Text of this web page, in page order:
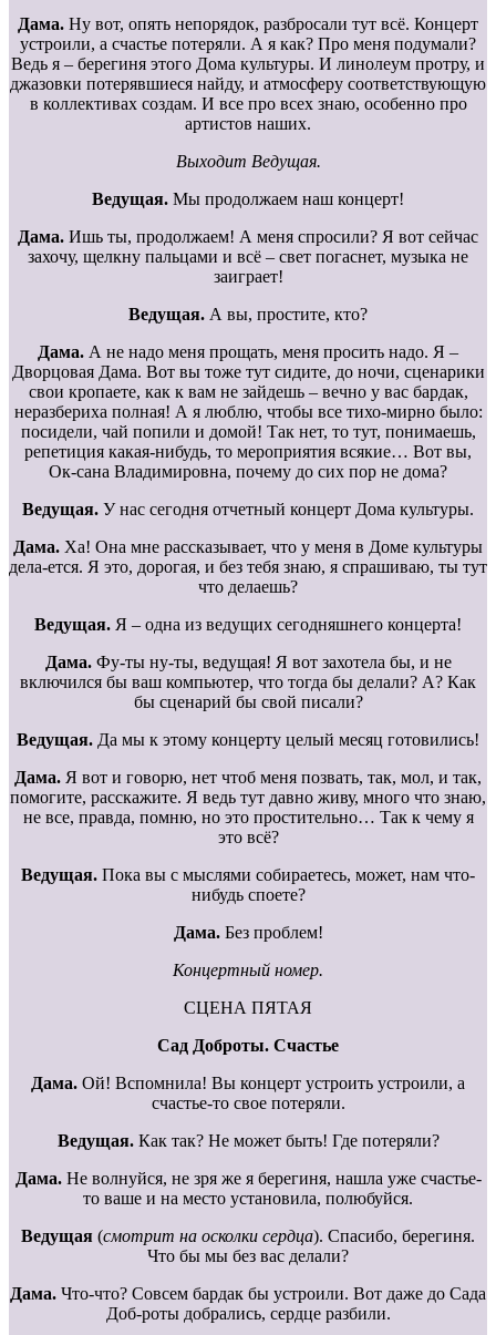
Дама. Ну вот, опять непорядок, разбросали тут всё. Концерт
устроили, а счастье потеряли. А я как? Про меня подумали?
Ведь я – берегиня этого Дома культуры. И линолеум протру, и
джазовки потерявшиеся найду, и атмосферу соответствующую
в коллективах создам. И все про всех знаю, особенно про
артистов наших.
Выходит Ведущая.
Ведущая. Мы продолжаем наш концерт!
Дама. Ишь ты, продолжаем! А меня спросили? Я вот сейчас
захочу, щелкну пальцами и всё – свет погаснет, музыка не
заиграет!
Ведущая. А вы, простите, кто?
Дама. А не надо меня прощать, меня просить надо. Я –
Дворцовая Дама. Вот вы тоже тут сидите, до ночи, сценарики
свои кропаете, как к вам не зайдешь – вечно у вас бардак,
неразбериха полная! А я люблю, чтобы все тихо-мирно было:
посидели, чай попили и домой! Так нет, то тут, понимаешь,
репетиция какая-нибудь, то мероприятия всякие… Вот вы,
Ок-сана Владимировна, почему до сих пор не дома?
Ведущая. У нас сегодня отчетный концерт Дома культуры.
Дама. Ха! Она мне рассказывает, что у меня в Доме культуры
дела-ется. Я это, дорогая, и без тебя знаю, я спрашиваю, ты тут
что делаешь?
Ведущая. Я – одна из ведущих сегодняшнего концерта!
Дама. Фу-ты ну-ты, ведущая! Я вот захотела бы, и не
включился бы ваш компьютер, что тогда бы делали? А? Как
бы сценарий бы свой писали?
Ведущая. Да мы к этому концерту целый месяц готовились!
Дама. Я вот и говорю, нет чтоб меня позвать, так, мол, и так,
помогите, расскажите. Я ведь тут давно живу, много что знаю,
не все, правда, помню, но это простительно… Так к чему я
это всё?
Ведущая. Пока вы с мыслями собираетесь, может, нам что-
нибудь споете?
Дама. Без проблем!
Концертный номер.
СЦЕНА ПЯТАЯ
Сад Доброты. Счастье
Дама. Ой! Вспомнила! Вы концерт устроить устроили, а
счастье-то свое потеряли.
Ведущая. Как так? Не может быть! Где потеряли?
Дама. Не волнуйся, не зря же я берегиня, нашла уже счастье-
то ваше и на место установила, полюбуйся.
Ведущая (смотрит на осколки сердца). Спасибо, берегиня.
Что бы мы без вас делали?
Дама. Что-что? Совсем бардак бы устроили. Вот даже до Сада
Доб-роты добрались, сердце разбили.